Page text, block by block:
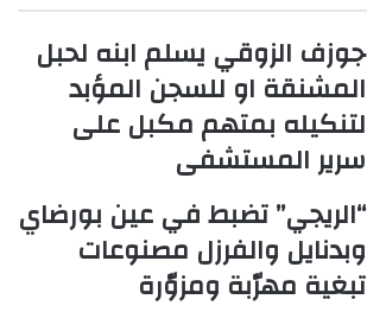
جوزف الزوقي يسلم ابنه لحبل
المشنقة او للسجن المؤبد
لتنكيله بمتهم مكبل على
سرير المستشفى
“الريجي” تضبط في عين بورضاي
وبدنايل والفرزل مصنوعات
تبغية مهرّبة ومزوّرة